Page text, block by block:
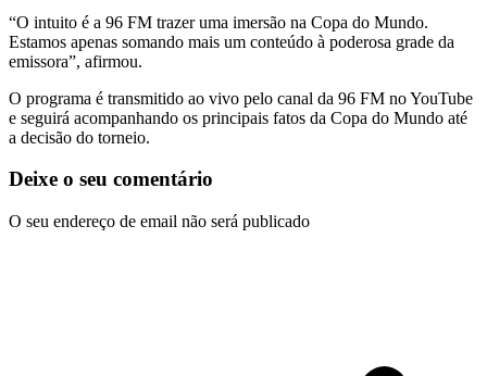
“O intuito é a 96 FM trazer uma imersão na Copa do Mundo.
Estamos apenas somando mais um conteúdo à poderosa grade da
emissora”, afirmou.
O programa é transmitido ao vivo pelo canal da 96 FM no YouTube
e seguirá acompanhando os principais fatos da Copa do Mundo até
a decisão do torneio.
Deixe o seu comentário
O seu endereço de email não será publicado